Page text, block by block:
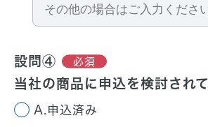
設問④ 必須
当社の商品に申込を検討され
A.申込済み